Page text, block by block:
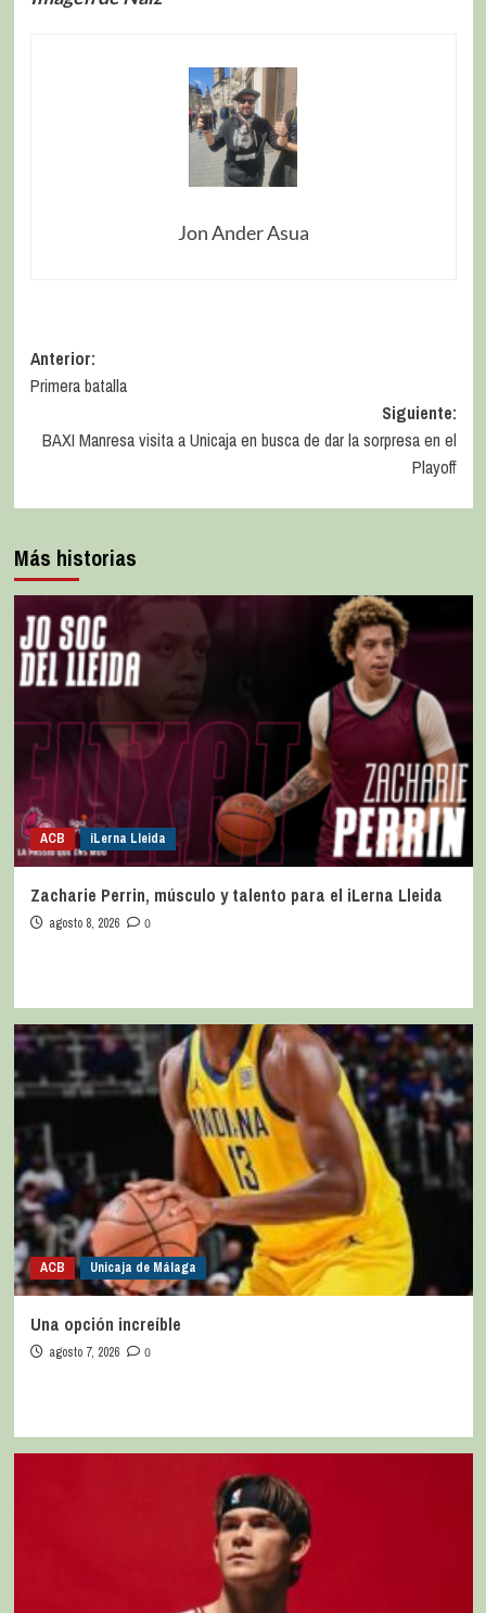
Jon Ander Asua
Anterior:
Primera batalla
Siguiente:
BAXI Manresa visita a Unicaja en busca de dar la sorpresa en el
Playoff
Más historias
ACB iLerna Lleida
Zacharie Perrin, músculo y talento para el iLerna Lleida
agosto 8, 2026 0
ACB Unicaja de Málaga
Una opción increíble
agosto 7, 2026 0